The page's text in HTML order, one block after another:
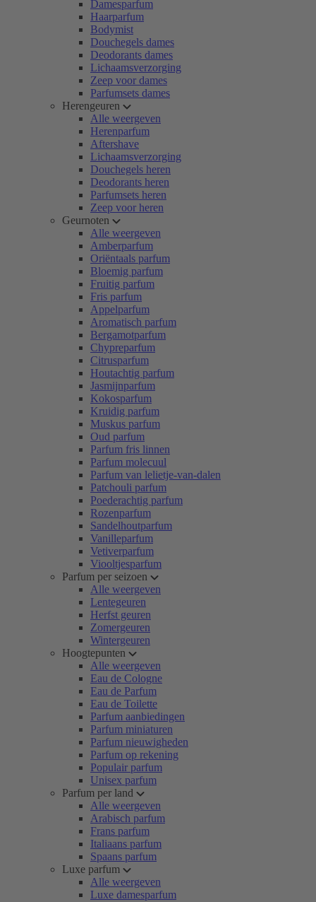
Damesparfum
Haarparfum
Bodymist
Douchegels dames
Deodorants dames
Lichaamsverzorging
Zeep voor dames
Parfumsets dames
Herengeuren
Alle weergeven
Herenparfum
Aftershave
Lichaamsverzorging
Douchegels heren
Deodorants heren
Parfumsets heren
Zeep voor heren
Geurnoten
Alle weergeven
Amberparfum
Oriëntaals parfum
Bloemig parfum
Fruitig parfum
Fris parfum
Appelparfum
Aromatisch parfum
Bergamotparfum
Chypreparfum
Citrusparfum
Houtachtig parfum
Jasmijnparfum
Kokosparfum
Kruidig parfum
Muskus parfum
Oud parfum
Parfum fris linnen
Parfum molecuul
Parfum van lelietje-van-dalen
Patchouli parfum
Poederachtig parfum
Rozenparfum
Sandelhoutparfum
Vanilleparfum
Vetiverparfum
Viooltjesparfum
Parfum per seizoen
Alle weergeven
Lentegeuren
Herfst geuren
Zomergeuren
Wintergeuren
Hoogtepunten
Alle weergeven
Eau de Cologne
Eau de Parfum
Eau de Toilette
Parfum aanbiedingen
Parfum miniaturen
Parfum nieuwigheden
Parfum op rekening
Populair parfum
Unisex parfum
Parfum per land
Alle weergeven
Arabisch parfum
Frans parfum
Italiaans parfum
Spaans parfum
Luxe parfum
Alle weergeven
Luxe damesparfum